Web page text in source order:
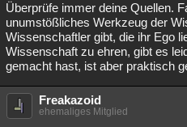
Überprüfe immer deine Quellen.
unumstößliches Werkzeug der
Wissenschaftler gibt, die ihr Ego
Wissenschaft zu ehren, gibt es
gemacht hast, ist aber praktisch
Freakazoid
ehemaliges Mitglied